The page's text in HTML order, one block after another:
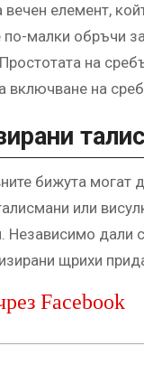
вечен елемент,
по-малки обръчи
на
включване на
бижута могат
или
Независимо дали
щрихи
Facebook